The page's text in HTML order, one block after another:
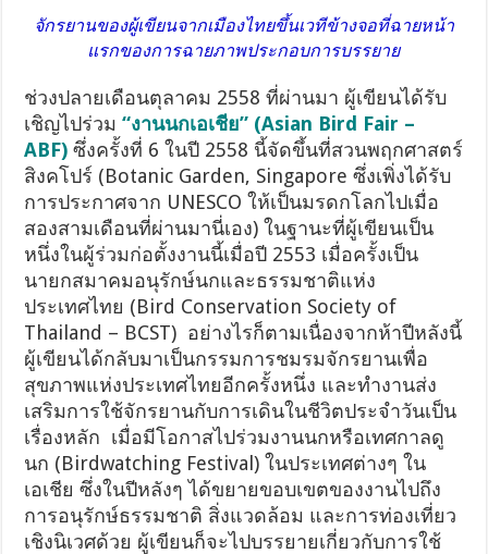
จักรยานของผู้เขียนจากเมืองไทยขึ้นเวทีข้างจอที่ฉายหน้า
แรกของการฉายภาพประกอบการบรรยาย
ช่วงปลายเดือนตุลาคม 2558 ที่ผ่านมา ผู้เขียนได้รับ
เชิญไปร่วม“งานนกเอเชีย” (Asian Bird Fair –
ABF) ซึ่งครั้งที่ 6 ในปี 2558 นี้จัดขึ้นที่สวนพฤกศาสตร์
สิงคโปร์ (Botanic Garden, Singapore ซึ่งเพิ่งได้รับ
การประกาศจาก UNESCO ให้เป็นมรดกโลกไปเมื่อ
สองสามเดือนที่ผ่านมานี่เอง) ในฐานะที่ผู้เขียนเป็น
หนึ่งในผู้ร่วมก่อตั้งงานนี้เมื่อปี 2553 เมื่อครั้งเป็น
นายกสมาคมอนุรักษ์นกและธรรมชาติแห่ง
ประเทศไทย (Bird Conservation Society of
Thailand – BCST) อย่างไรก็ตามเนื่องจากห้าปีหลังนี้
ผู้เขียนได้กลับมาเป็นกรรมการชมรมจักรยานเพื่อ
สุขภาพแห่งประเทศไทยอีกครั้งหนึ่ง และทำงานส่ง
เสริมการใช้จักรยานกับการเดินในชีวิตประจำวันเป็น
เรื่องหลัก เมื่อมีโอกาสไปร่วมงานนกหรือเทศกาลดู
นก (Birdwatching Festival) ในประเทศต่างๆ ใน
เอเชีย ซึ่งในปีหลังๆ ได้ขยายขอบเขตของงานไปถึง
การอนุรักษ์ธรรมชาติ สิ่งแวดล้อม และการท่องเที่ยว
เชิงนิเวศด้วย ผู้เขียนก็จะไปบรรยายเกี่ยวกับการใช้